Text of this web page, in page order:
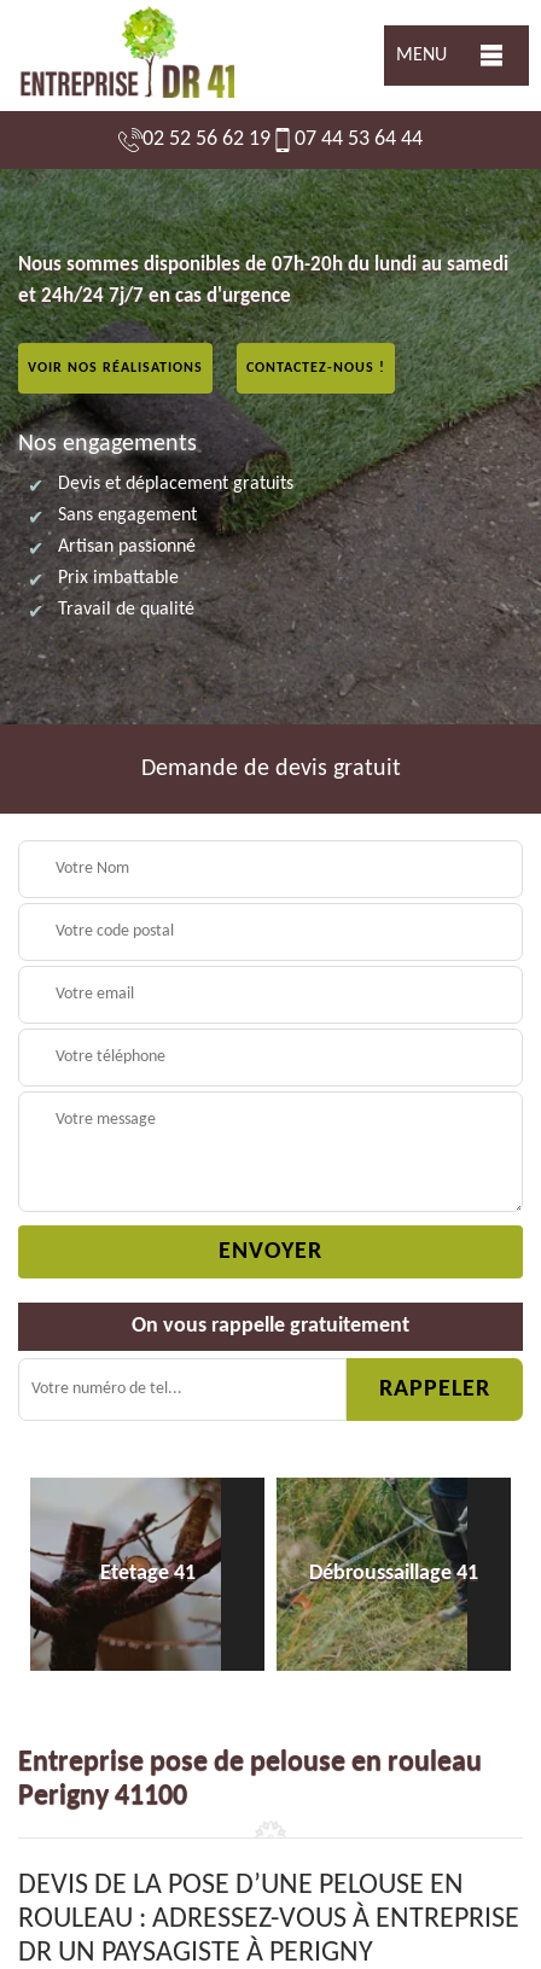
MENU
02 52 56 62 19 07 44 53 64 44
Nous sommes disponibles de 07h-20h du lundi au samedi
et 24h/24 7j/7 en cas d'urgence
VOIR NOS RÉALISATIONS CONTACTEZ-NOUS !
Nos engagements
Devis et déplacement gratuits
Sans engagement
Artisan passionné
Prix imbattable
Travail de qualité
Demande de devis gratuit
On vous rappelle gratuitement
Etetage 41 Débroussaillage 41
Entreprise pose de pelouse en rouleau
Perigny 41100
DEVIS DE LA POSE D’UNE PELOUSE EN
ROULEAU : ADRESSEZ-VOUS À ENTREPRISE
DR UN PAYSAGISTE À PERIGNY